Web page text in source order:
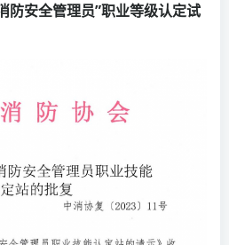
防安全管理员”职业等级认定试